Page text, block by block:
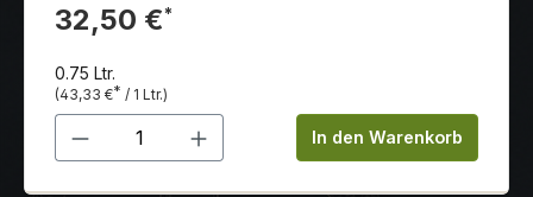
ausgestattet, ist der Clos de Rochegrès einer der
Gipfel der Appellation.
32,50 €*
0.75 Ltr.
(43,33 €* / 1 Ltr.)
Produkt Anzahl: Gib denIn den Warenkorb